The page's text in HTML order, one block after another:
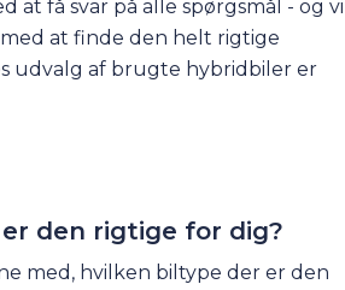
at få svar på alle spørgsmål - og vi
at finde den helt rigtige
udvalg af brugte hybridbiler er
går du ikke forgæves, hvis du
af mærkerne Opel, Kia og
en stor guide om hybridbiler, du
at begynde med. Den finder
den rigtige for dig?
med, hvilken biltype der er den